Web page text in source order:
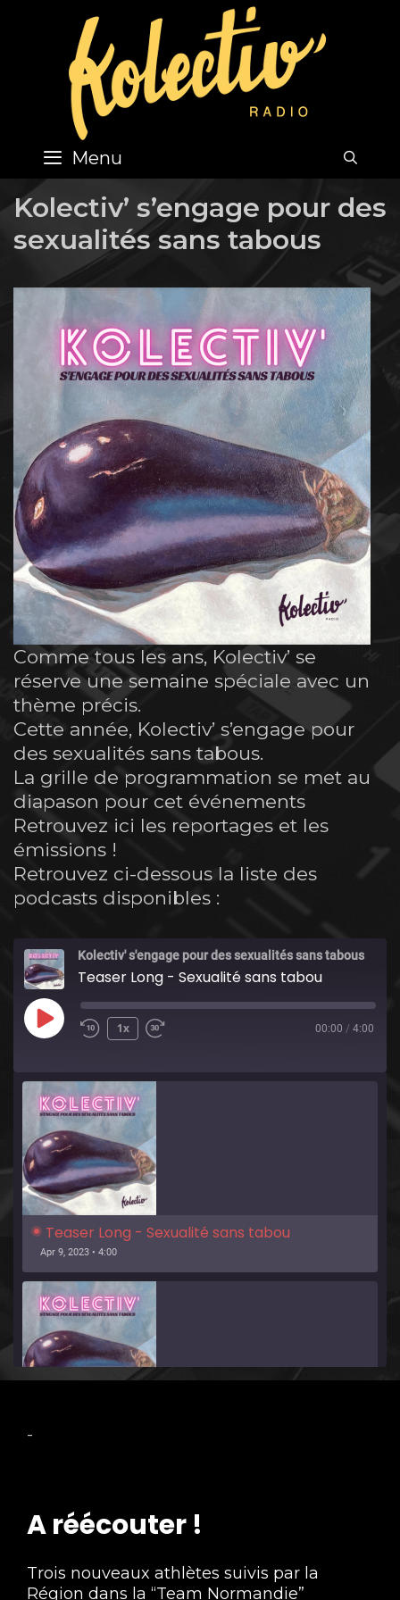
content
Menu
Kolectiv’ s’engage pour des
sexualités sans tabous
Comme tous les ans, Kolectiv’ se
réserve une semaine spéciale avec un
thème précis.
Cette année, Kolectiv’ s’engage pour
des sexualités sans tabous.
La grille de programmation se met au
diapason pour cet événements
Retrouvez ici les reportages et les
émissions !
Retrouvez ci-dessous la liste des
podcasts disponibles :
Kolectiv' s'engage pour des sexualités sans tabous
Teaser Long - Sexualité sans tabou
Play
1x 00:00 / 4:00
Teaser Long - Sexualité sans tabou
Apr 9, 2023 • 4:00
La Hotline - Deux heures d'émission avec des
-
A réécouter !
Trois nouveaux athlètes suivis par la
Région dans la “Team Normandie”